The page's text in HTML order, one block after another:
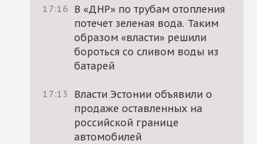
17:16 В «ДНР» по трубам отопления
потечет зеленая вода. Таким
образом «власти» решили
бороться со сливом воды из
батарей
17:13
Власти Эстонии объявили о
продаже оставленных на
российской границе
автомобилей